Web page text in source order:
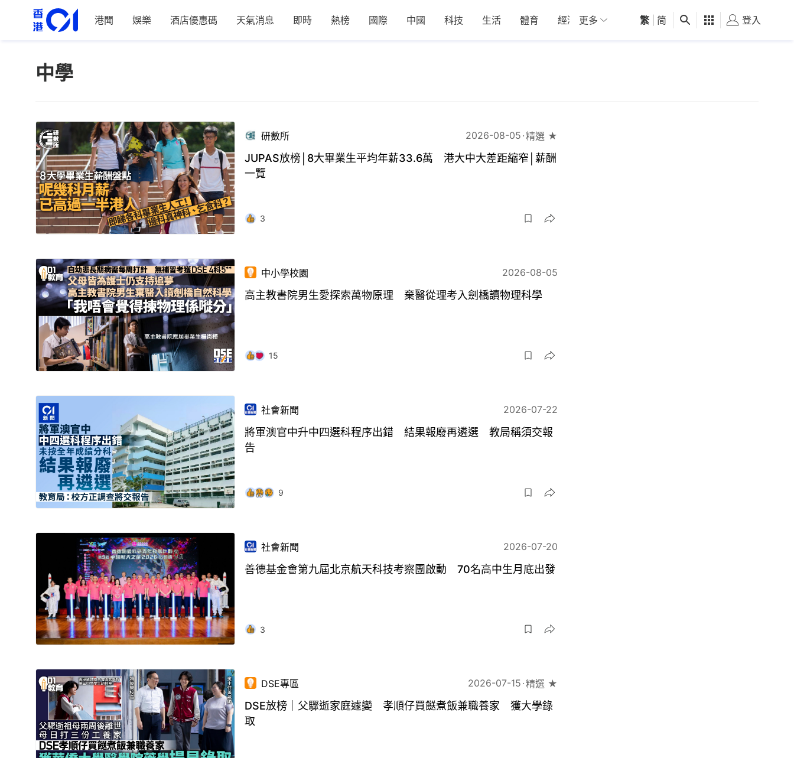
港聞 娛樂 酒店優惠碼 天氣消息 即時 熱榜 國際 中國 科技 生活 體育 經濟 01深圳 觀點 健康 好食玩飛
更多 繁 简 登入
中學
研數所 2026-08-05 精選 ★
JUPAS放榜│8大畢業生平均年薪33.6萬 港大中大差距縮窄│薪酬
一覽
3
中小學校園 2026-08-05
高主教書院男生愛探索萬物原理 棄醫從理考入劍橋讀物理科學
15
社會新聞 2026-07-22
將軍澳官中升中四選科程序出錯 結果報廢再遴選 教局稱須交報
告
9
社會新聞 2026-07-20
善德基金會第九屆北京航天科技考察團啟動 70名高中生月底出發
3
DSE專區 2026-07-15 精選 ★
DSE放榜｜父驟逝家庭遽變 孝順仔買餸煮飯兼職養家 獲大學錄
取